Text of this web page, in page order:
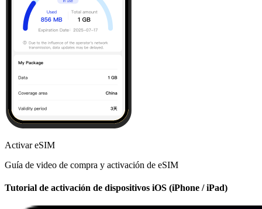
Activar eSIM
Guía de video de compra y activación de eSIM
Tutorial de activación de dispositivos iOS (iPhone / iPad)